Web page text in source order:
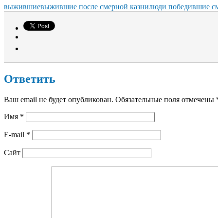
выжившиевыжившие после смерной казнилюди победившие
Ответить
Ваш email не будет опубликован. Обязательные поля отмечены
Имя *
E-mail *
Сайт